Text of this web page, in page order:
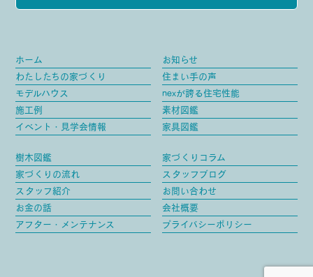
ホーム
わたしたちの家づくり
モデルハウス
施工例
イベント・見学会情報
お知らせ
住まい手の声
nexが誇る住宅性能
素材図鑑
家具図鑑
樹木図鑑
家づくりの流れ
スタッフ紹介
お金の話
アフター・メンテナンス
家づくりコラム
スタッフブログ
お問い合わせ
会社概要
プライバシーポリシー